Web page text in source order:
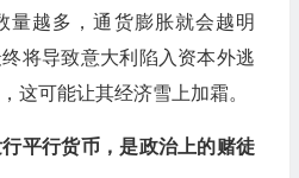
量越多，通货膨胀就会越明
将导致意大利陷入资本外逃
这可能让其经济雪上加霜。
平行货币，是政治上的赌徒